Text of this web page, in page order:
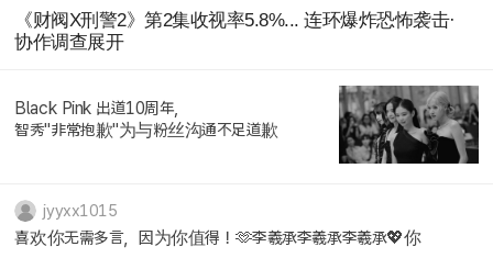
《财阀X刑警2》第2集收视率5.8%... 连环爆炸恐怖袭击·
协作调查展开
Black Pink 出道10周年,
智秀"非常抱歉"为与粉丝沟通不足道歉
jyyxx1015
喜欢你无需多言，因为你值得！🫶李羲承李羲承李羲承💖你